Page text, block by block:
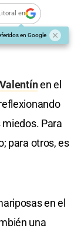
en
en Google
en el
Para
para otros, es
en el
una